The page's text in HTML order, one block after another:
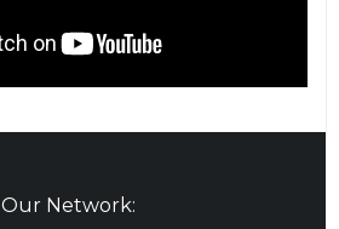
Our Network: